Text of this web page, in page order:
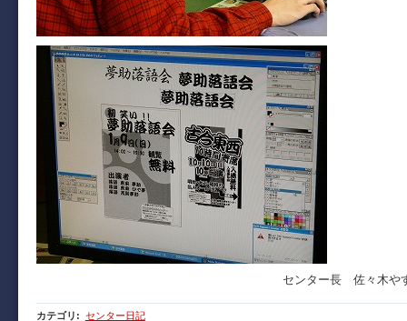
センター長 佐々木や
カテゴリ : センター日記